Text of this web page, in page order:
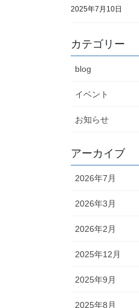
2025年7月10日
カテゴリー
blog
イベント
お知らせ
アーカイブ
2026年7月
2026年3月
2026年2月
2025年12月
2025年9月
2025年8月